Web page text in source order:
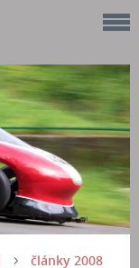
články 2008